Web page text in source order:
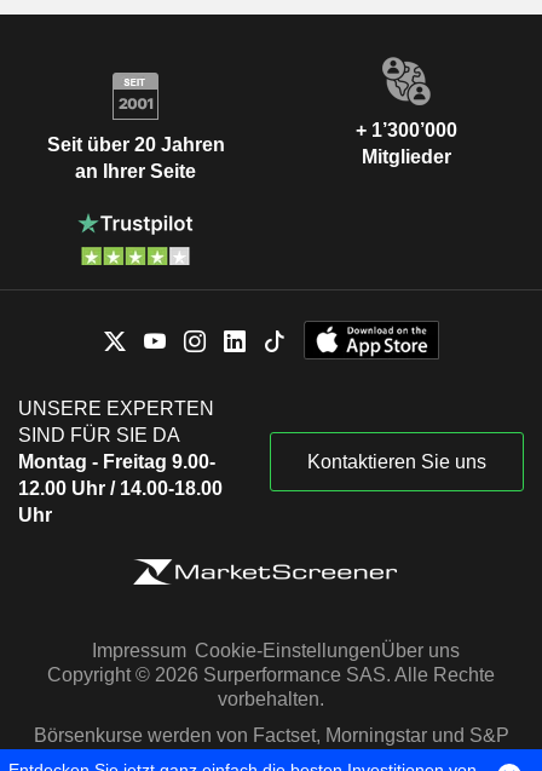
Seit über 20 Jahren
an Ihrer Seite
+ 1’300’000
Mitglieder
UNSERE EXPERTEN
SIND FÜR SIE DA
Montag - Freitag 9.00-
12.00 Uhr / 14.00-18.00
Uhr
Kontaktieren Sie uns
Impressum Cookie-EinstellungenÜber uns
Copyright © 2026 Surperformance SAS. Alle Rechte
vorbehalten.
Börsenkurse werden von Factset, Morningstar und S&P
Capital IQ zur Verfügung gestellt